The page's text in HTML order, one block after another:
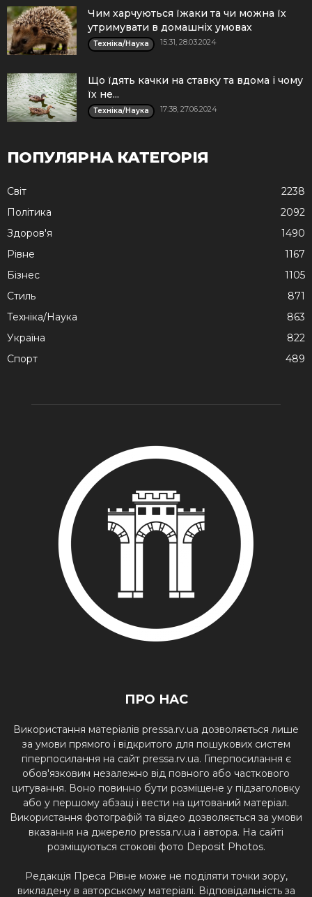
Чим харчуються їжаки та чи можна їх
утримувати в домашніх умовах
Техніка/Наука 15:31, 28.03.2024
Що їдять качки на ставку та вдома і чому
їх не...
Техніка/Наука 17:38, 27.06.2024
ПОПУЛЯРНА КАТЕГОРІЯ
Cвіт
2238
Політика
2092
Здоров'я
1490
Рівне
1167
Бізнес
1105
Стиль
871
Техніка/Наука
863
Україна
822
Спорт
489
ПРО НАС
Використання матеріалів pressa.rv.ua дозволяється лише
за умови прямого і відкритого для пошукових систем
гіперпосилання на сайт pressa.rv.ua. Гіперпосилання є
обов'язковим незалежно від повного або часткового
цитування. Воно повинно бути розміщене у підзаголовку
або у першому абзаці і вести на цитований матеріал.
Використання фотографій та відео дозволяється за умови
вказання на джерело pressa.rv.ua і автора. На сайті
розміщуються стокові фото Deposit Photos.
Редакція Преса Рівне може не поділяти точки зору,
викладену в авторському матеріалі. Відповідальність за